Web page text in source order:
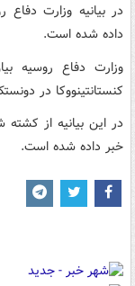
در بیانیه وزارت
داده شده است.
وزارت دفاع روسیه
کنستانتینووکا در دونستک هستند و ۱۲۰
خبر داده شده است.